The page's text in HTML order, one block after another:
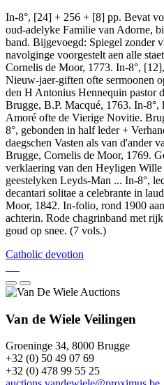
In-8°, [24] + 256 + [8] pp. Bevat
oud-adelyke Familie van Adorne,
band. Bijgevoegd: Spiegel zonder
navolginge voorgestelt aen alle
Cornelis de Moor, 1773. In-8°,
Nieuw-jaer-giften ofte sermoonen
den H Antonius Hennequin pastor
Brugge, B.P. Macqué, 1763. In-8°,
Amoré ofte de Vierige Novitie.
8°, gebonden in half leder +
daegschen Vasten als van d'ander
Brugge, Cornelis de Moor, 1769.
verklaering van den Heyligen Wille
geestelyken Leyds-Man ... In-8°,
decantari solitae a celebrante in
Moor, 1842. In-folio, rond 1900
achterin. Rode chagrinband met
goud op snee. (7 vols.)
Catholic devotion
Van de Wiele Veilingen
Groeninge 34, 8000 Brugge
+32 (0) 50 49 07 69
+32 (0) 478 99 55 25